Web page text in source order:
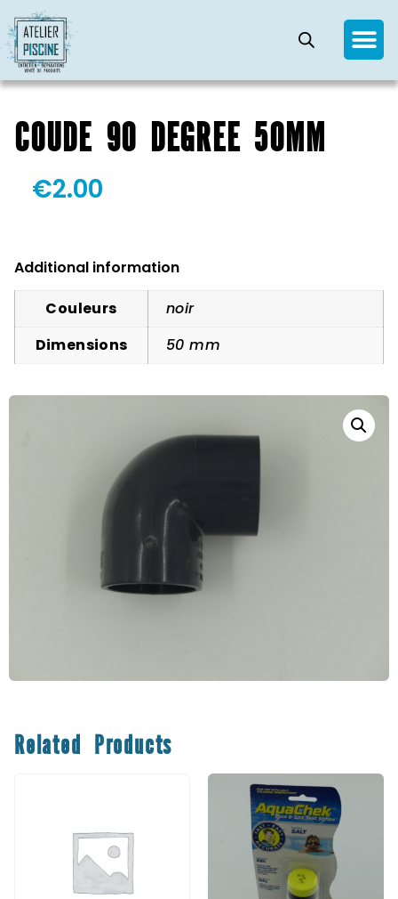
COUDE 90 DEGREE 50MM
€2.00
Additional information
Couleurs
noir
Dimensions
50 mm
Related Products